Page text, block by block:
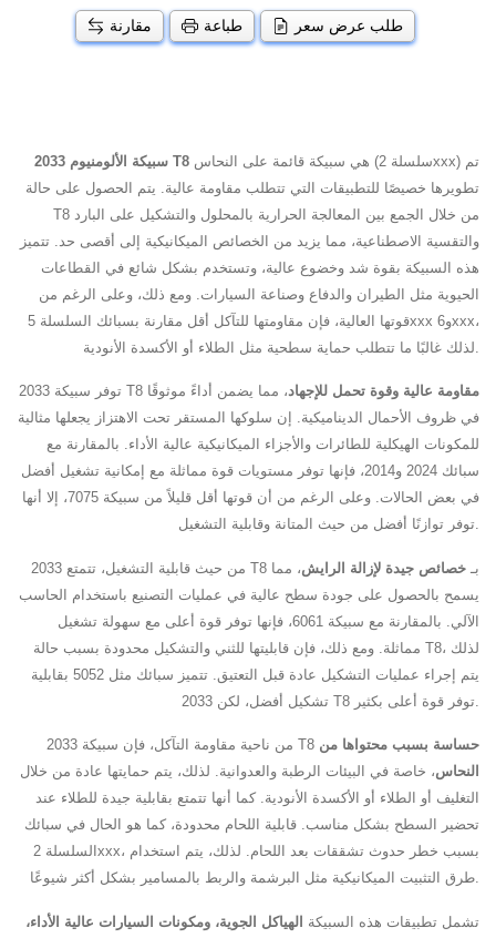
مقارنة طباعة طلب عرض سعر
سبيكة الألومنيوم 2033 T8
تطويرها خصيصًا للتطبيقات التي تتطلب مقاومة عالية. يتم الحصول على حالة
T8 من خلال الجمع بين المعالجة الحرارية بالمحلول والتشكيل على البارد
والتقسية الاصطناعية، مما يزيد من الخصائص الميكانيكية إلى أقصى حد. تتميز
هذه السبيكة بقوة شد وخضوع عالية، وتستخدم بشكل شائع في القطاعات
الحيوية مثل الطيران والدفاع وصناعة السيارات. ومع ذلك، وعلى الرغم من
قوتها العالية، فإن مقاومتها للتآكل أقل مقارنة بسبائك السلسلة 5xxx و6xxx،
توفر سبيكة 2033 T8 مقاومة عالية وقوة تحمل للإجهاد، مما يضمن أداءً موثوقًا
في ظروف الأحمال الديناميكية. إن سلوكها المستقر تحت الاهتزاز يجعلها مثالية
للمكونات الهيكلية للطائرات والأجزاء الميكانيكية عالية الأداء. بالمقارنة مع
سبائك 2024 و2014، فإنها توفر مستويات قوة مماثلة مع إمكانية تشغيل أفضل
في بعض الحالات. وعلى الرغم من أن قوتها أقل قليلاً من سبيكة 7075، إلا أنها
توفر توازنًا أفضل من حيث المتانة وقابلية التشغيل.
من حيث قابلية التشغيل، تتمتع 2033 T8 بـ خصائص جيدة لإزالة الرايش، مما
يسمح بالحصول على جودة سطح عالية في عمليات التصنيع باستخدام الحاسب
الآلي. بالمقارنة مع سبيكة 6061، فإنها توفر قوة أعلى مع سهولة تشغيل
مماثلة. ومع ذلك، فإن قابليتها للثني والتشكيل محدودة بسبب حالة T8، لذلك
يتم إجراء عمليات التشكيل عادة قبل التعتيق. تتميز سبائك مثل 5052 بقابلية
من ناحية مقاومة التآكل، فإن سبيكة 2033 T8 حساسة بسبب محتواها من
النحاس، خاصة في البيئات الرطبة والعدوانية. لذلك، يتم حمايتها عادة من خلال
التغليف أو الطلاء أو الأكسدة الأنودية. كما أنها تتمتع بقابلية جيدة للطلاء عند
تحضير السطح بشكل مناسب. قابلية اللحام محدودة، كما هو الحال في سبائك
السلسلة 2xxx، بسبب خطر حدوث تشققات بعد اللحام. لذلك، يتم استخدام
طرق التثبيت الميكانيكية مثل البرشمة والربط بالمسامير بشكل أكثر شيوعًا.
تشمل تطبيقات هذه السبيكة الهياكل الجوية، ومكونات السيارات عالية الأداء،